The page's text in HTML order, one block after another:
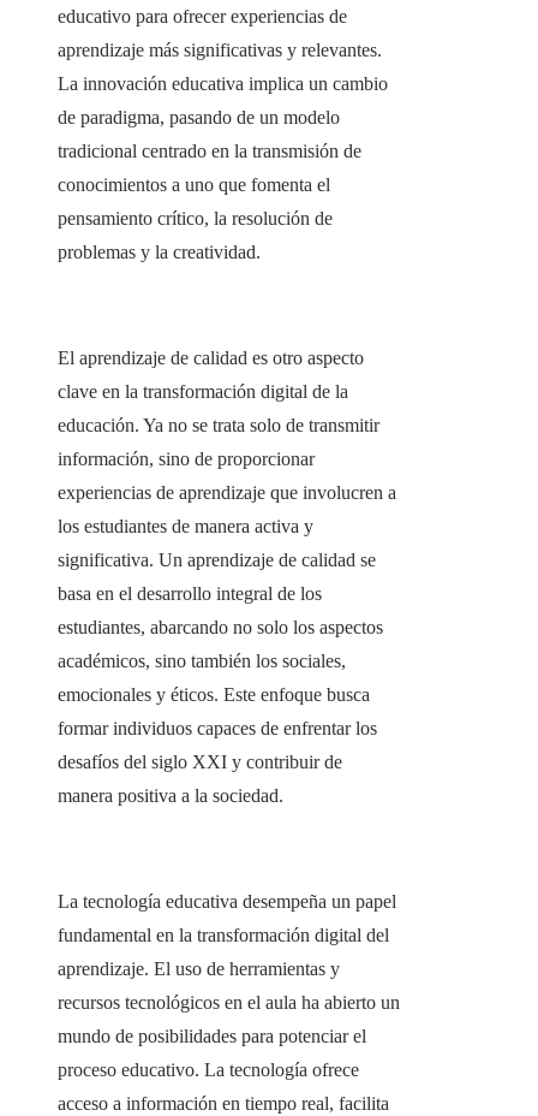
educativo para ofrecer experiencias de
aprendizaje más significativas y relevantes.
La innovación educativa implica un cambio
de paradigma, pasando de un modelo
tradicional centrado en la transmisión de
conocimientos a uno que fomenta el
pensamiento crítico, la resolución de
problemas y la creatividad.
El aprendizaje de calidad es otro aspecto
clave en la transformación digital de la
educación. Ya no se trata solo de transmitir
información, sino de proporcionar
experiencias de aprendizaje que involucren a
los estudiantes de manera activa y
significativa. Un aprendizaje de calidad se
basa en el desarrollo integral de los
estudiantes, abarcando no solo los aspectos
académicos, sino también los sociales,
emocionales y éticos. Este enfoque busca
formar individuos capaces de enfrentar los
desafíos del siglo XXI y contribuir de
manera positiva a la sociedad.
La tecnología educativa desempeña un papel
fundamental en la transformación digital del
aprendizaje. El uso de herramientas y
recursos tecnológicos en el aula ha abierto un
mundo de posibilidades para potenciar el
proceso educativo. La tecnología ofrece
acceso a información en tiempo real, facilita